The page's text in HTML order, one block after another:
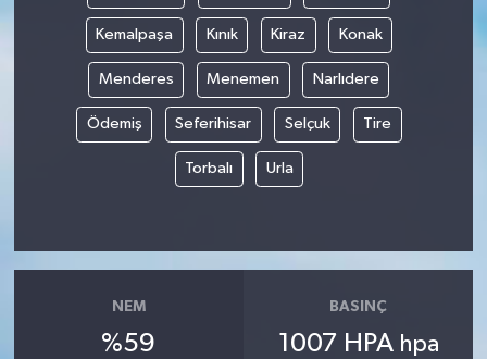
Kemalpaşa Kınık Kiraz Konak
Menderes Menemen Narlıdere
Ödemiş Seferihisar Selçuk Tire
Torbalı Urla
NEM
%59
BASINÇ
1007 HPA hpa